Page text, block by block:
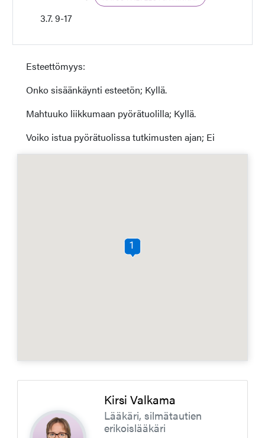
3.7. 9-17
Esteettömyys:
Onko sisäänkäynti esteetön; Kyllä.
Mahtuuko liikkumaan pyörätuolilla; Kyllä.
Voiko istua pyörätuolissa tutkimusten ajan; Ei
1
Kirsi Valkama
Lääkäri, silmätautien
erikoislääkäri